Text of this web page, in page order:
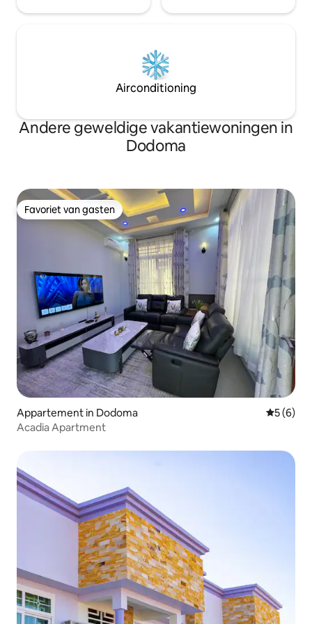
Airconditioning
Andere geweldige vakantiewoningen in
Dodoma
Favoriet van gasten
Favoriet van gasten
Appartement in Dodoma
5 (6)
Acadia Apartment